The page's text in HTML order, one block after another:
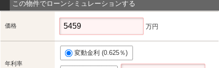
この物件でローンシミュレーションする
価格 万円
年利率
変動金利 (0.625％)